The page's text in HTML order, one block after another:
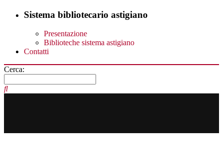
Sistema bibliotecario astigiano
Presentazione
Biblioteche sistema astigiano
Contatti
Cerca: